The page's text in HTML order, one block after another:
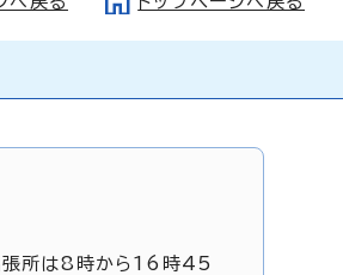
張所は8時から16時45